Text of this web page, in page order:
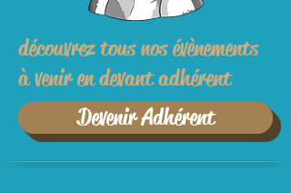
découvrez tous nos évènements
à venir en devant adhérent
Devenir Adhérent